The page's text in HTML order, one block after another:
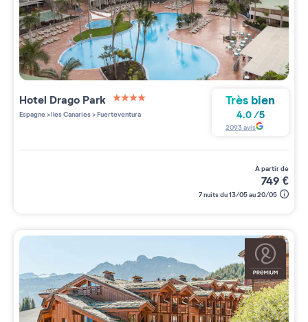
Hotel Drago Park
4 étoiles sur 5
Espagne>Iles Canaries>Fuerteventura
Très bien
4.0 /5
2093avis
à partir de
749 €
7 nuits du 13/05 au 20/05